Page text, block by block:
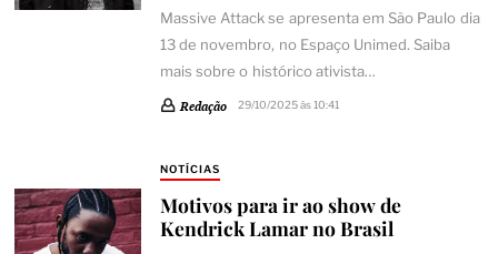
Massive Attack se apresenta em São Paulo dia
13 de novembro, no Espaço Unimed. Saiba
mais sobre o histórico ativista…
Redação 29/10/2025 às 10:41
NOTÍCIAS
Motivos para ir ao show de
Kendrick Lamar no Brasil